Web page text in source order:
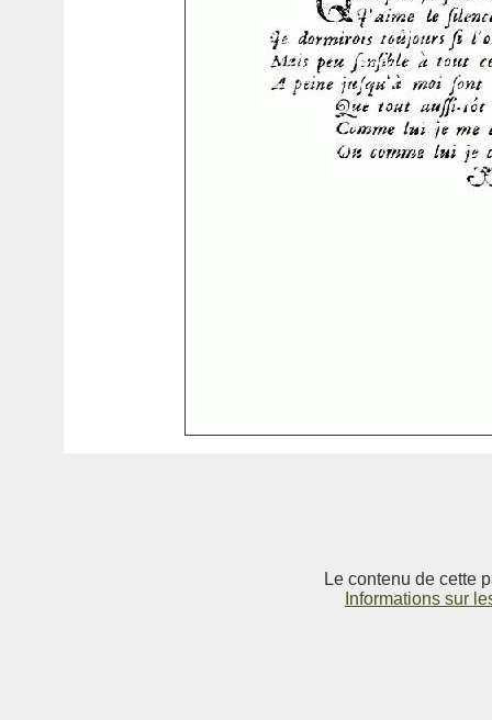
Le contenu de cette
Informations sur